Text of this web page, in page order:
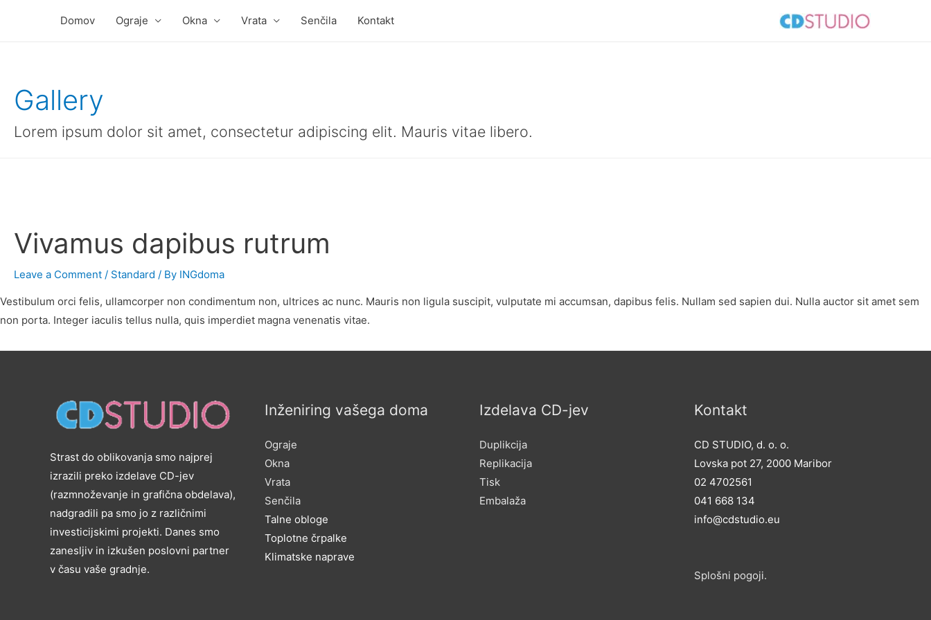
Domov Ograje Okna Vrata Senčila Kontakt
Gallery
Lorem ipsum dolor sit amet, consectetur adipiscing elit. Mauris vitae libero.
Vivamus dapibus rutrum
Leave a Comment / Standard / By INGdoma
Vestibulum orci felis, ullamcorper non condimentum non, ultrices ac nunc. Mauris non ligula suscipit, vulputate mi accumsan, dapibus felis. Nullam sed sapien dui. Nulla auctor sit amet sem
non porta. Integer iaculis tellus nulla, quis imperdiet magna venenatis vitae.
Strast do oblikovanja smo najprej
izrazili preko izdelave CD-jev
(razmnoževanje in grafična obdelava),
nadgradili pa smo jo z različnimi
investicijskimi projekti. Danes smo
zanesljiv in izkušen poslovni partner
v času vaše gradnje.
Inženiring vašega doma
Ograje
Okna
Vrata
Senčila
Talne obloge
Toplotne črpalke
Klimatske naprave
Izdelava CD-jev
Duplikcija
Replikacija
Tisk
Embalaža
Kontakt
CD STUDIO, d. o. o.
Lovska pot 27, 2000 Maribor
02 4702561
041 668 134
info@cdstudio.eu
Splošni pogoji.